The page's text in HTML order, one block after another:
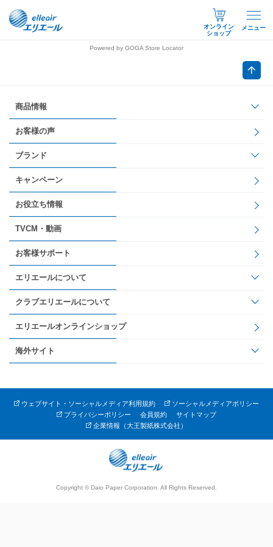
オンライン
ショップ
メニュー
Powered by GOGA Store Locator
商品情報
お客様の声
ブランド
キャンペーン
お役立ち情報
TVCM・動画
お客様サポート
エリエールについて
クラブエリエールについて
エリエールオンラインショップ
海外サイト
ウェブサイト・ソーシャルメディア利用規約
ソーシャルメディアポリシー
プライバシーポリシー
会員規約
サイトマップ
企業情報（大王製紙株式会社）
Copyright © Daio Paper Corporation. All Rights Reserved.